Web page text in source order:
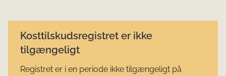
Kosttilskudsregistret er ikke
tilgængeligt
Registret er i en periode ikke tilgængeligt på